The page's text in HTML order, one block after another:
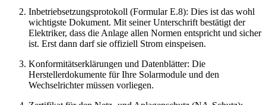
Inbetriebsetzungsprotokoll (Formular E.8): Dies ist das wohl
wichtigste Dokument. Mit seiner Unterschrift bestätigt der
Elektriker, dass die Anlage allen Normen entspricht und sicher
ist. Erst dann darf sie offiziell Strom einspeisen.
Konformitätserklärungen und Datenblätter: Die
Herstellerdokumente für Ihre Solarmodule und den
Wechselrichter müssen vorliegen.